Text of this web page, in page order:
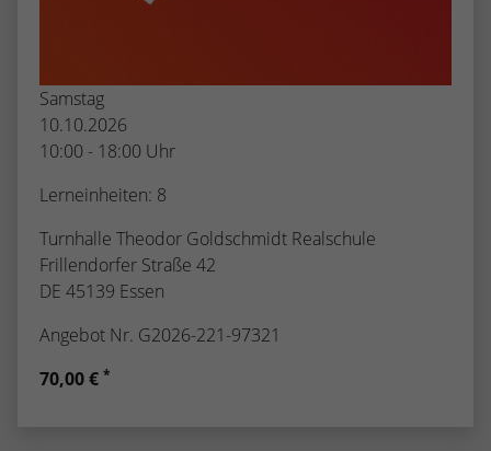
Samstag
10.10.2026
10:00 - 18:00 Uhr
Lerneinheiten: 8
Turnhalle Theodor Goldschmidt Realschule
Frillendorfer Straße 42
DE 45139 Essen
Angebot Nr. G2026-221-97321
70,00 € *